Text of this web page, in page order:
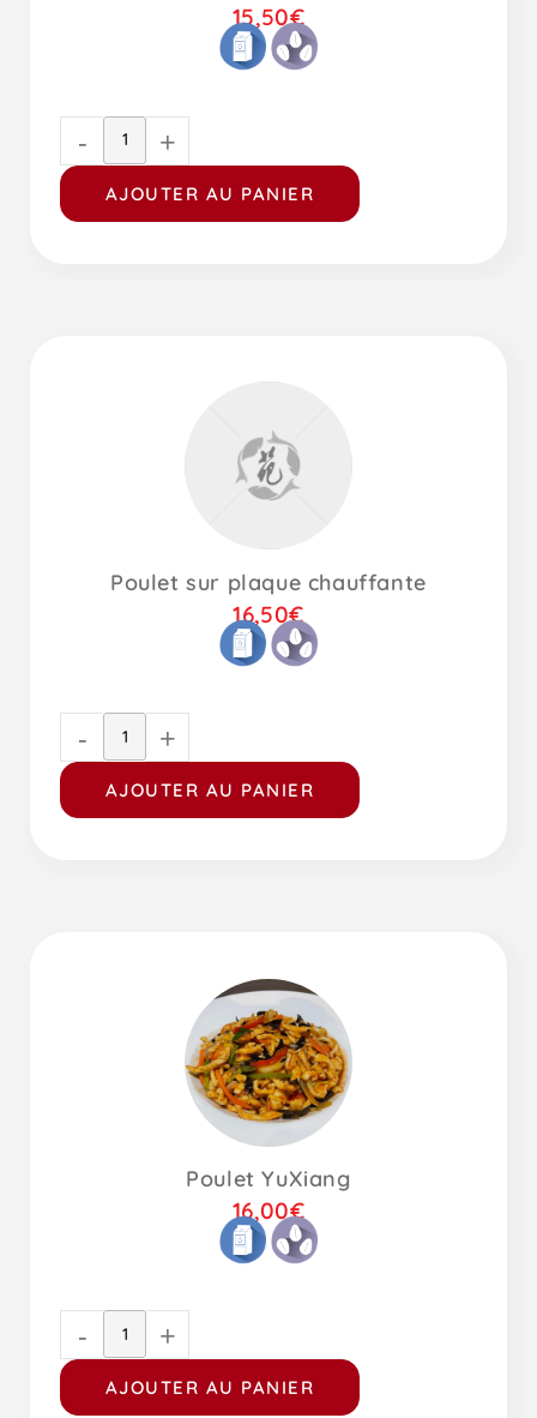
15,50€
- +
AJOUTER AU PANIER
Poulet sur plaque chauffante
16,50€
- +
AJOUTER AU PANIER
Poulet YuXiang
16,00€
- +
AJOUTER AU PANIER